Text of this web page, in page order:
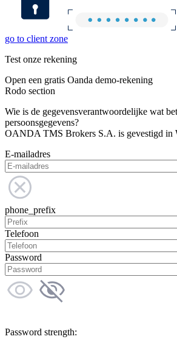
go to client zone
Test onze rekening
Open een gratis Oanda demo-rekening
Rodo section
Wie is de gegevensverantwoordelijke wat
persoonsgegevens?
OANDA TMS Brokers S.A. is gevestigd in
E-mailadres
phone_prefix
Telefoon
Password
Password strength: